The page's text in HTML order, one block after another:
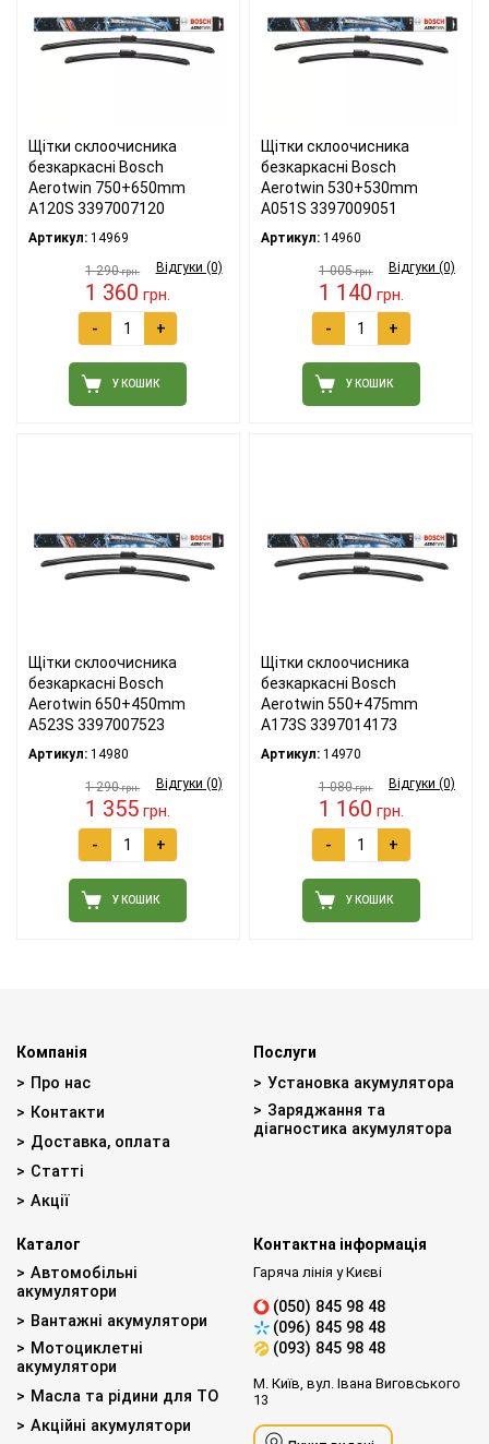
Щітки склоочисника
безкаркасні Bosch
Aerotwin 750+650mm
A120S 3397007120
Артикул: 14969
Відгуки (0)
1 290грн.
1 360 грн.
- +
У КОШИК
Щітки склоочисника
безкаркасні Bosch
Aerotwin 530+530mm
A051S 3397009051
Артикул: 14960
Відгуки (0)
1 005грн.
1 140 грн.
- +
У КОШИК
Щітки склоочисника
безкаркасні Bosch
Aerotwin 650+450mm
A523S 3397007523
Артикул: 14980
Відгуки (0)
1 290грн.
1 355 грн.
- +
У КОШИК
Щітки склоочисника
безкаркасні Bosch
Aerotwin 550+475mm
A173S 3397014173
Артикул: 14970
Відгуки (0)
1 080грн.
1 160 грн.
- +
У КОШИК
Компанія
Про нас
Контакти
Доставка, оплата
Статті
Акції
Послуги
Установка акумулятора
Заряджання та
діагностика акумулятора
Каталог
Автомобільні
акумулятори
Вантажні акумулятори
Мотоциклетні
акумулятори
Масла та рідини для ТО
Акційні акумулятори
Контактна інформація
Гаряча лінія у Києві
(050) 845 98 48
(096) 845 98 48
(093) 845 98 48
М. Київ, вул. Івана Виговського
13